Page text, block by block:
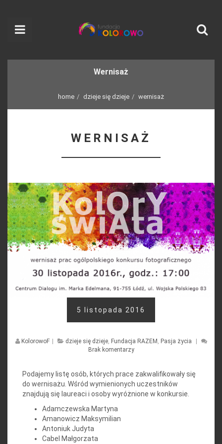
Wernisaż
home dzieje się dzieje wernisaż
WERNISAŻ
5 listopada 2016
KolorowoF dzieje się dzieje, Fundacja RAZEM , Pasja życia
Brak komentarzy
Podajemy listę osób, których prace zakwalifikowały się
do wernisażu. Wśród wymienionych uczestników
znajdują się laureaci i osoby wyróżnione w konkursie.
Adamczewska Martyna
Amanowicz Maksymilian
Antoniuk Judyta
Cabel Małgorzata